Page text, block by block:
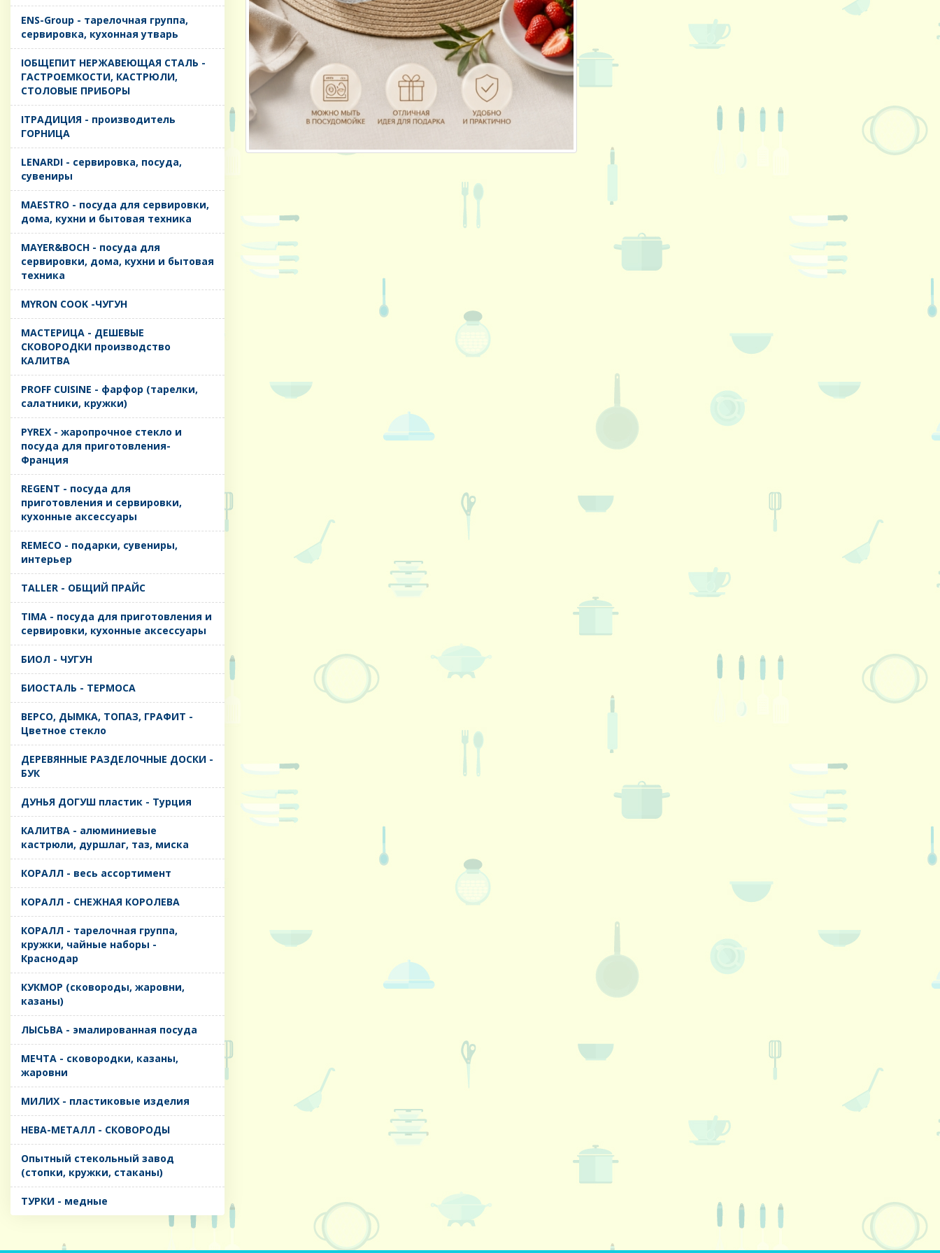
ENS-Group - тарелочная группа,
сервировка, кухонная утварь
IОБЩЕПИТ НЕРЖАВЕЮЩАЯ СТАЛЬ -
ГАСТРОЕМКОСТИ, КАСТРЮЛИ,
СТОЛОВЫЕ ПРИБОРЫ
IТРАДИЦИЯ - производитель
ГОРНИЦА
LENARDI - сервировка, посуда,
сувениры
MAESTRO - посуда для сервировки,
дома, кухни и бытовая техника
MAYER&BOCH - посуда для
сервировки, дома, кухни и бытовая
техника
MYRON COOK -ЧУГУН
MАСТЕРИЦА - ДЕШЕВЫЕ
СКОВОРОДКИ производство
КАЛИТВА
PROFF CUISINE - фарфор (тарелки,
салатники, кружки)
PYREX - жаропрочное стекло и
посуда для приготовления-
Франция
REGENT - посуда для
приготовления и сервировки,
кухонные аксессуары
REMECO - подарки, сувениры,
интерьер
TALLER - ОБЩИЙ ПРАЙС
TIMA - посуда для приготовления и
сервировки, кухонные аксессуары
БИОЛ - ЧУГУН
БИОСТАЛЬ - ТЕРМОСА
ВЕРСО, ДЫМКА, ТОПАЗ, ГРАФИТ -
Цветное стекло
ДЕРЕВЯННЫЕ РАЗДЕЛОЧНЫЕ ДОСКИ -
БУК
ДУНЬЯ ДОГУШ пластик - Турция
КАЛИТВА - алюминиевые
кастрюли, дуршлаг, таз, миска
КОРАЛЛ - весь ассортимент
КОРАЛЛ - СНЕЖНАЯ КОРОЛЕВА
КОРАЛЛ - тарелочная группа,
кружки, чайные наборы -
Краснодар
КУКМОР (сковороды, жаровни,
казаны)
ЛЫСЬВА - эмалированная посуда
МЕЧТА - сковородки, казаны,
жаровни
МИЛИХ - пластиковые изделия
НЕВА-МЕТАЛЛ - СКОВОРОДЫ
Опытный стекольный завод
(стопки, кружки, стаканы)
ТУРКИ - медные